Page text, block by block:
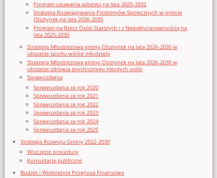
Program usuwania azbestu na lata 2025-2032
Strategia Rozwiązywania Problemów Społecznych w gminie
Olsztynek na lata 2026-2035
Program na Rzecz Osób Starszych i z Niepełnosprawnością na
lata 2025-2030
Strategia Młodzieżowa gminy Olsztynek na lata 2026-2030 w
obszarze sportu wśród młodzieży
Strategia Młodzieżowa gminy Olsztynek na lata 2026-2030 w
obszarze zdrowia psychicznego młodych osób
Sprawozdania
Sprawozdania za rok 2020
Sprawozdania za rok 2021
Sprawozdania za rok 2022
Sprawozdania za rok 2023
Sprawozdania za rok 2024
Sprawozdania za rok 2025
Strategia Rozwoju Gminy 2022-2030
Wszczęcie procedury
Konsultacje publiczne
Budżet i Wieloletnia Prognoza Finansowa